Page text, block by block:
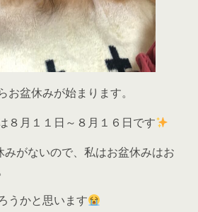
お盆休みが始まります。
８月１１日～８月１６日です
がないので、私はお盆休みはお
うかと思います